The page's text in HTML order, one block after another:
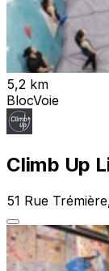
5,2 km
BlocVoie
Climb Up
51 Rue